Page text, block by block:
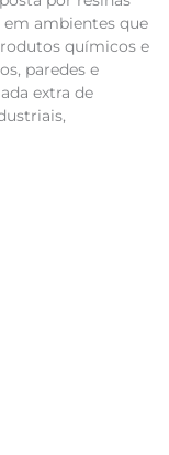
ambientes que
químicos e
paredes e
extra de